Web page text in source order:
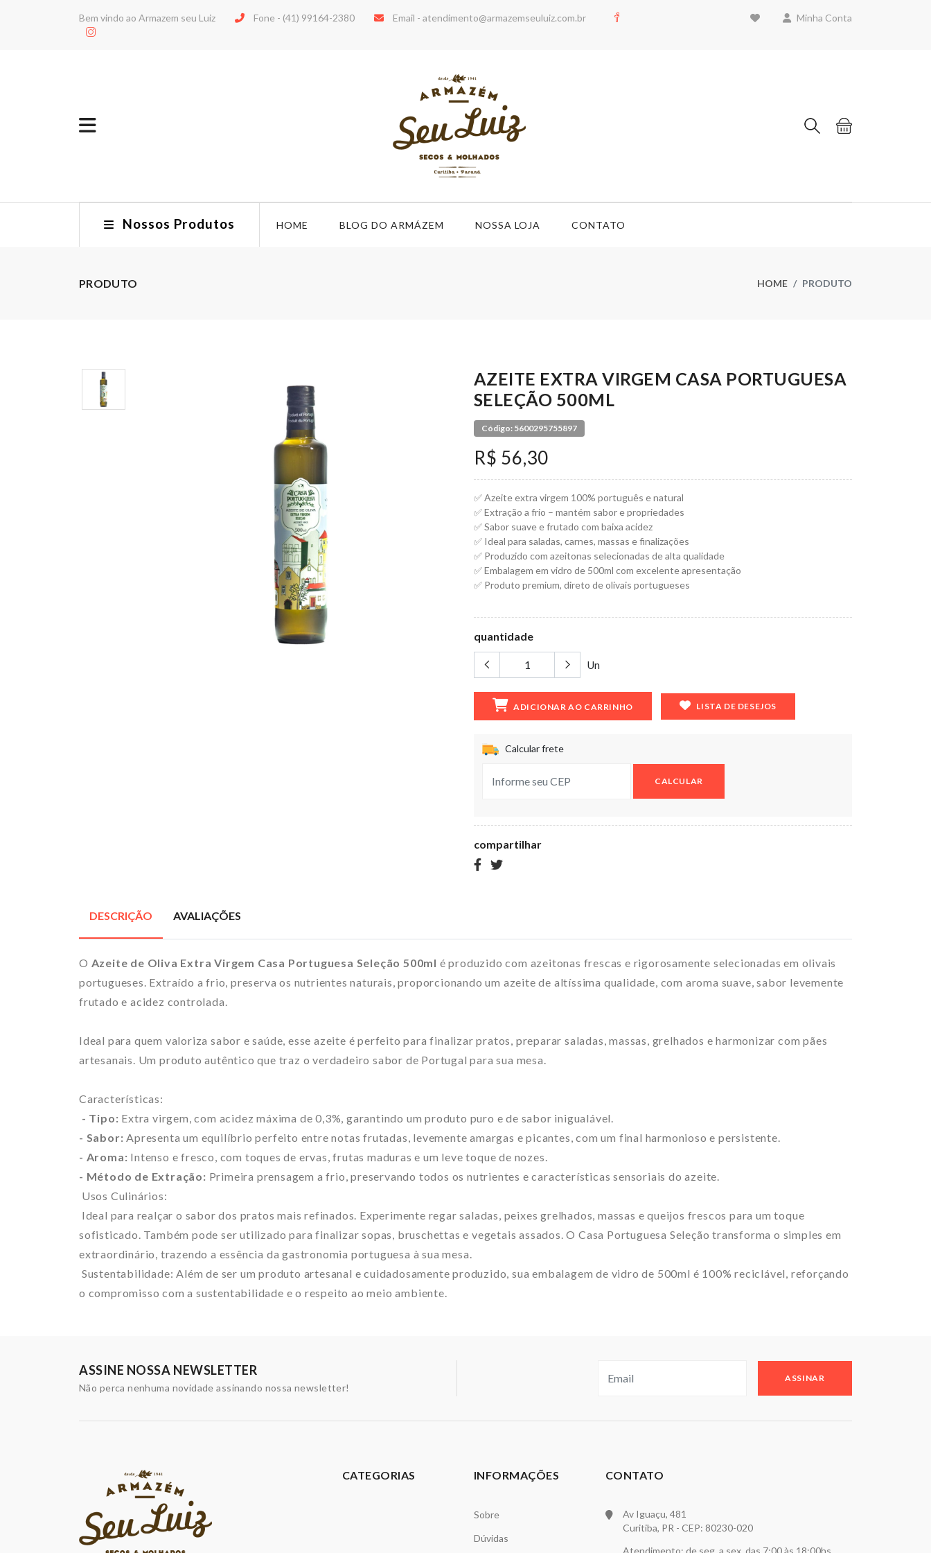
Bem vindo ao Armazem seu Luiz Fone - (41) 99164-2380 Email - atendimento@armazemseuluiz.com.br Minha Conta
Nossos Produtos HOME BLOG DO ARMÁZEM NOSSA LOJA CONTATO
PRODUTO HOME PRODUTO
AZEITE EXTRA VIRGEM CASA PORTUGUESA
SELEÇÃO 500ML
Código: 5600295755897
R$ 56,30
✅ Azeite extra virgem 100% português e natural
✅ Extração a frio – mantém sabor e propriedades
✅ Sabor suave e frutado com baixa acidez
✅ Ideal para saladas, carnes, massas e finalizações
✅ Produzido com azeitonas selecionadas de alta qualidade
✅ Embalagem em vidro de 500ml com excelente apresentação
✅ Produto premium, direto de olivais portugueses
quantidade
Un
ADICIONAR AO CARRINHO LISTA DE DESEJOS
Calcular frete
CALCULAR
compartilhar
DESCRIÇÃO AVALIAÇÕES
O Azeite de Oliva Extra Virgem Casa Portuguesa Seleção 500ml é produzido com azeitonas frescas e rigorosamente selecionadas em olivais
portugueses. Extraído a frio, preserva os nutrientes naturais, proporcionando um azeite de altíssima qualidade, com aroma suave, sabor levemente
frutado e acidez controlada.
Ideal para quem valoriza sabor e saúde, esse azeite é perfeito para finalizar pratos, preparar saladas, massas, grelhados e harmonizar com pães
artesanais. Um produto autêntico que traz o verdadeiro sabor de Portugal para sua mesa.
Características:
- Tipo: Extra virgem, com acidez máxima de 0,3%, garantindo um produto puro e de sabor inigualável.
- Sabor: Apresenta um equilíbrio perfeito entre notas frutadas, levemente amargas e picantes, com um final harmonioso e persistente.
- Aroma: Intenso e fresco, com toques de ervas, frutas maduras e um leve toque de nozes.
- Método de Extração: Primeira prensagem a frio, preservando todos os nutrientes e características sensoriais do azeite.
Usos Culinários:
Ideal para realçar o sabor dos pratos mais refinados. Experimente regar saladas, peixes grelhados, massas e queijos frescos para um toque
sofisticado. Também pode ser utilizado para finalizar sopas, bruschettas e vegetais assados. O Casa Portuguesa Seleção transforma o simples em
extraordinário, trazendo a essência da gastronomia portuguesa à sua mesa.
Sustentabilidade: Além de ser um produto artesanal e cuidadosamente produzido, sua embalagem de vidro de 500ml é 100% reciclável, reforçando
o compromisso com a sustentabilidade e o respeito ao meio ambiente.
ASSINE NOSSA NEWSLETTER
Não perca nenhuma novidade assinando nossa newsletter!
ASSINAR
CATEGORIAS INFORMAÇÕES
Sobre
Dúvidas
CONTATO
Av Iguaçu, 481
Curitiba, PR - CEP: 80230-020